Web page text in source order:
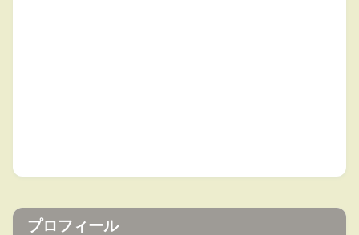
プロフィール